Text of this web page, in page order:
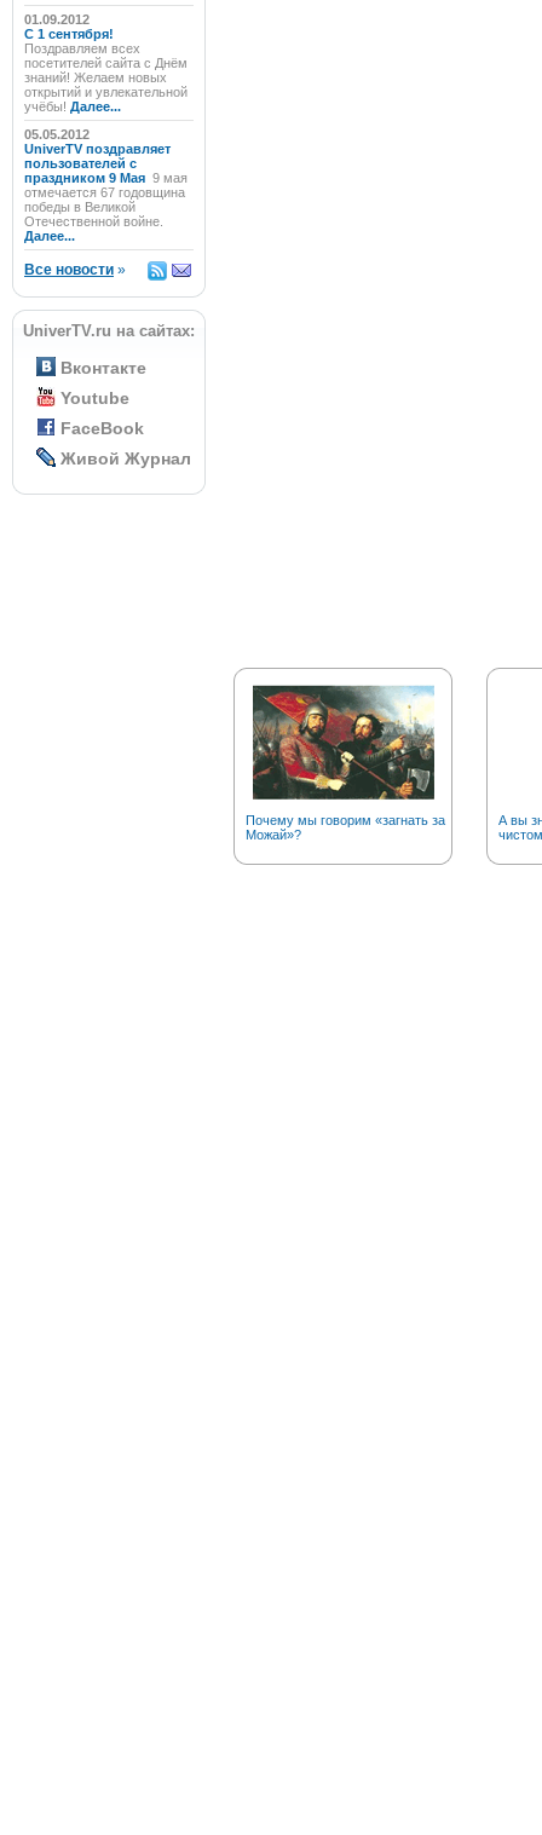
01.09.2012
C 1 сентября!
Поздравляем всех
посетителей сайта с Днём
знаний! Желаем новых
открытий и увлекательной
учёбы! Далее...
05.05.2012
UniverTV поздравляет
пользователей с
праздником 9 Мая 9 мая
отмечается 67 годовщина
победы в Великой
Отечественной войне.
Далее...
Все новости »
UniverTV.ru на сайтах:
Вконтакте
Youtube
FaceBook
Живой Журнал
Почему мы говорим «загнать за
Можай»?
А вы